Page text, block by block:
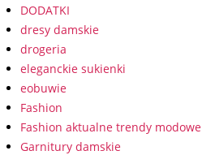
DODATKI
dresy damskie
drogeria
eleganckie sukienki
eobuwie
Fashion
Fashion aktualne trendy modowe
Garnitury damskie